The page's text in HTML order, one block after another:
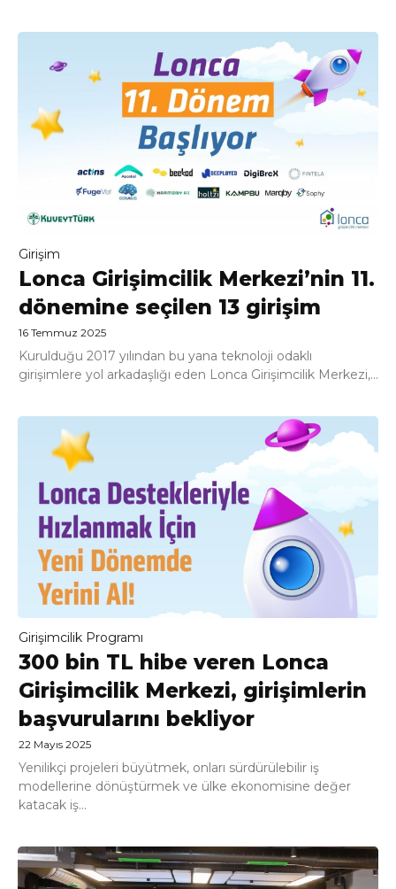
Girişim
Lonca Girişimcilik Merkezi’nin 11.
dönemine seçilen 13 girişim
16 Temmuz 2025
Kurulduğu 2017 yılından bu yana teknoloji odaklı
girişimlere yol arkadaşlığı eden Lonca Girişimcilik Merkezi,...
Girişimcilik Programı
300 bin TL hibe veren Lonca
Girişimcilik Merkezi, girişimlerin
başvurularını bekliyor
22 Mayıs 2025
Yenilikçi projeleri büyütmek, onları sürdürülebilir iş
modellerine dönüştürmek ve ülke ekonomisine değer
katacak iş...